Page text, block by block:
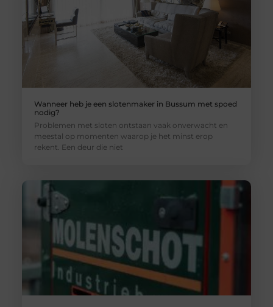
Wanneer heb je een slotenmaker in Bussum met spoed
nodig?
Problemen met sloten ontstaan vaak onverwacht en
meestal op momenten waarop je het minst erop
rekent. Een deur die niet